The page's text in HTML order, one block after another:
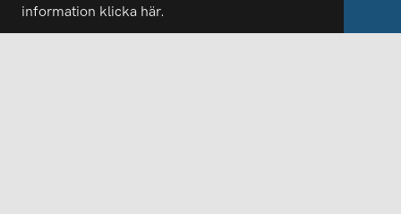
information klicka här.